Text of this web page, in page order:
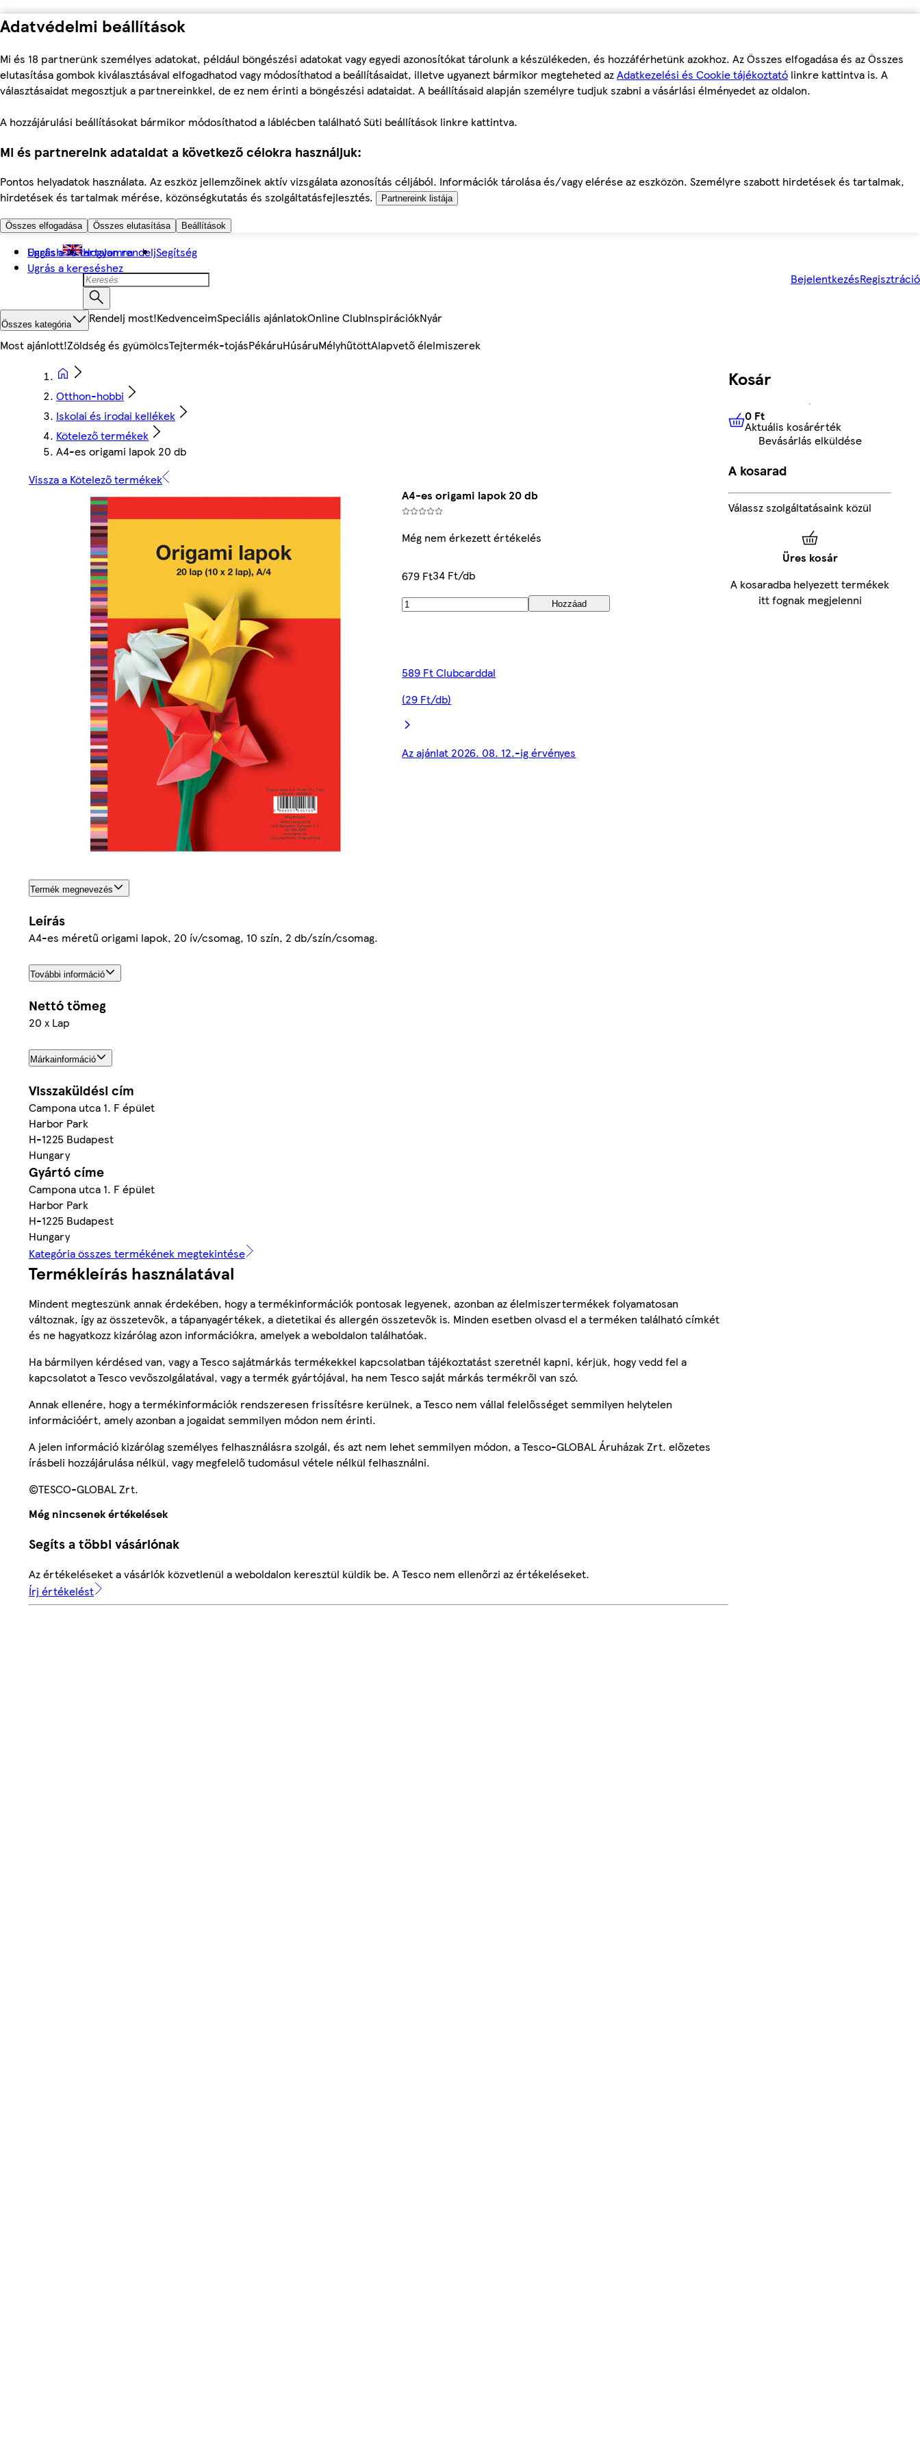
Adatvédelmi beállítások
Mi és 18 partnerünk személyes adatokat, például böngészési adatokat vagy egyedi azonosítókat tárolunk a készülékeden, és hozzáférhetünk azokhoz. Az Összes elfogadása és az Összes
elutasítása gombok kiválasztásával elfogadhatod vagy módosíthatod a beállításaidat, illetve ugyanezt bármikor megteheted azAdatkezelési és Cookie tájékoztató linkre kattintva is. A
választásaidat megosztjuk a partnereinkkel, de ez nem érinti a böngészési adataidat. A beállításaid alapján személyre tudjuk szabni a vásárlási élményedet az oldalon.
A hozzájárulási beállításokat bármikor módosíthatod a láblécben található Süti beállítások linkre kattintva.
Mi és partnereink adataidat a következő célokra használjuk:
Pontos helyadatok használata. Az eszköz jellemzőinek aktív vizsgálata azonosítás céljából. Információk tárolása és/vagy elérése az eszközön. Személyre szabott hirdetések és tartalmak,
hirdetések és tartalmak mérése, közönségkutatás és szolgáltatásfejlesztés.
Partnereink listája
Összes elfogadása Összes elutasítása Beállítások
Ugrás a fő tartalomra
Ugrás a kereséshez
English Hogyan rendeljSegítség
BejelentkezésRegisztráció
Összes kategória Rendelj most!KedvenceimSpeciális ajánlatokOnline ClubInspirációkNyár
Most ajánlott!Zöldség és gyümölcsTejtermék-tojásPékáruHúsáruMélyhűtöttAlapvető élelmiszerek
Otthon-hobbi
Iskolai és irodai kellékek
Kötelező termékek
A4-es origami lapok 20 db
Vissza a Kötelező termékek
A4-es origami lapok 20 db
Még nem érkezett értékelés
679 Ft34 Ft/db
Hozzáad
589 Ft Clubcarddal
(29 Ft/db)
Az ajánlat 2026. 08. 12.-ig érvényes
Termék megnevezés
Leírás
A4-es méretű origami lapok, 20 ív/csomag, 10 szín, 2 db/szín/csomag.
További információ
Nettó tömeg
20 x Lap
Márkainformáció
Visszaküldési cím
Campona utca 1. F épület
Harbor Park
H-1225 Budapest
Hungary
Gyártó címe
Campona utca 1. F épület
Harbor Park
H-1225 Budapest
Hungary
Kategória összes termékének megtekintése
Termékleírás használatával
Mindent megteszünk annak érdekében, hogy a termékinformációk pontosak legyenek, azonban az élelmiszertermékek folyamatosan
változnak, így az összetevők, a tápanyagértékek, a dietetikai és allergén összetevők is. Minden esetben olvasd el a terméken található címkét
és ne hagyatkozz kizárólag azon információkra, amelyek a weboldalon találhatóak.
Ha bármilyen kérdésed van, vagy a Tesco sajátmárkás termékekkel kapcsolatban tájékoztatást szeretnél kapni, kérjük, hogy vedd fel a
kapcsolatot a Tesco vevőszolgálatával, vagy a termék gyártójával, ha nem Tesco saját márkás termékről van szó.
Annak ellenére, hogy a termékinformációk rendszeresen frissítésre kerülnek, a Tesco nem vállal felelősséget semmilyen helytelen
információért, amely azonban a jogaidat semmilyen módon nem érinti.
A jelen információ kizárólag személyes felhasználásra szolgál, és azt nem lehet semmilyen módon, a Tesco-GLOBAL Áruházak Zrt. előzetes
írásbeli hozzájárulása nélkül, vagy megfelelő tudomásul vétele nélkül felhasználni.
©TESCO-GLOBAL Zrt.
Még nincsenek értékelések
Segíts a többi vásárlónak
Az értékeléseket a vásárlók közvetlenül a weboldalon keresztül küldik be. A Tesco nem ellenőrzi az értékeléseket.
Írj értékelést
Kosár
0 FtAktuális kosárérték
0 Ft
Aktuális kosárérték
Bevásárlás elküldése
A kosarad
Válassz szolgáltatásaink közül
Üres kosár
A kosaradba helyezett termékek
itt fognak megjelenni